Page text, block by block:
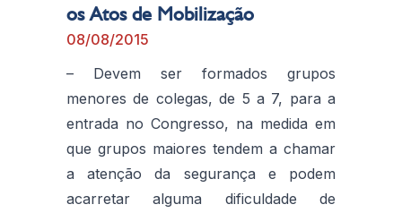
os Atos de Mobilização
08/08/2015
– Devem ser formados grupos
menores de colegas, de 5 a 7, para a
entrada no Congresso, na medida em
que grupos maiores tendem a chamar
a atenção da segurança e podem
acarretar alguma dificuldade de